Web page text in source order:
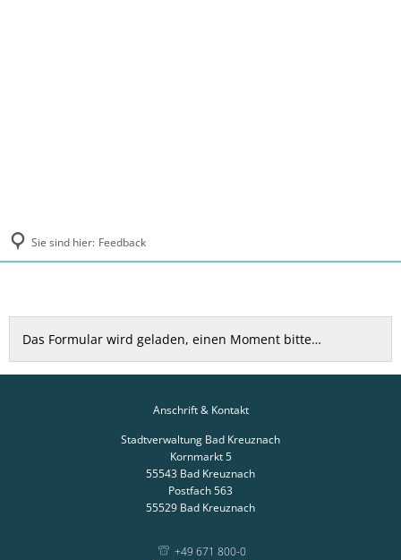
Sie sind hier: Feedback
Feedback
Das Formular wird geladen, einen Moment bitte…
Anschrift & Kontakt
Stadtverwaltung Bad Kreuznach
Kornmarkt 5
55543 Bad Kreuznach
Postfach 563
55529 Bad Kreuznach
+49 671 800-0